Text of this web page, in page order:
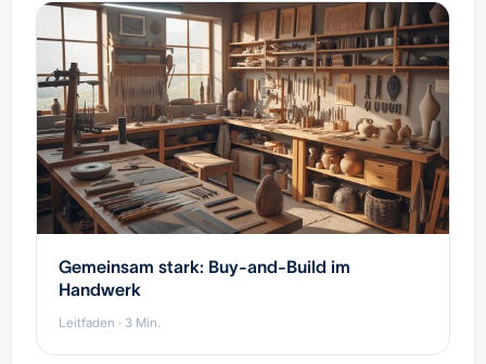
Gemeinsam stark: Buy-and-Build im
Handwerk
Leitfaden · 3 Min.